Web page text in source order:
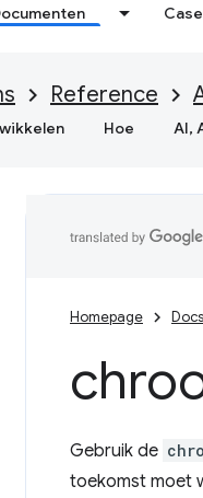
Reference
Hoe AI,
Homepage Docs
Gebruik de
toekomst moet